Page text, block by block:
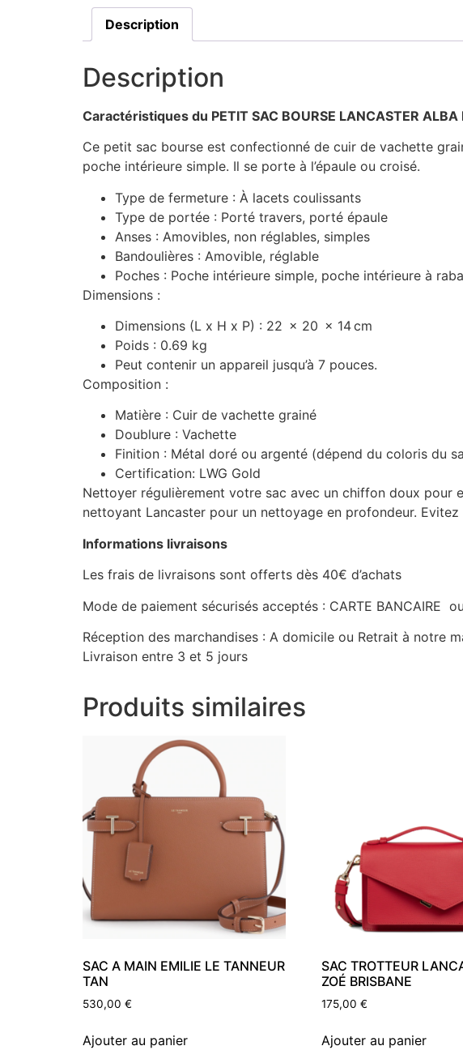
Description
Description
Caractéristiques du PETIT SAC BOURSE LANCASTER ALBA
Ce petit sac bourse est confectionné de cuir de vachette
poche intérieure simple. Il se porte à l’épaule ou croisé.
Type de fermeture : À lacets coulissants
Type de portée : Porté travers, porté épaule
Anses : Amovibles, non réglables, simples
Bandoulières : Amovible, réglable
Poches : Poche intérieure simple, poche intérieure à
Dimensions :
Dimensions (L x H x P) : 22 x 20 x 14cm
Poids : 0.69 kg
Peut contenir un appareil jusqu’à 7 pouces.
Composition :
Matière : Cuir de vachette grainé
Doublure : Vachette
Finition : Métal doré ou argenté (dépend du coloris du
Certification: LWG Gold
Nettoyer régulièrement votre sac avec un chiffon doux pour
nettoyant Lancaster pour un nettoyage en profondeur. Evitez
Informations livraisons
Les frais de livraisons sont offerts dès 40€ d’achats
Mode de paiement sécurisés acceptés : CARTE BANCAIRE
Réception des marchandises : A domicile ou Retrait à notre
Livraison entre 3 et 5 jours
Produits similaires
SAC A MAIN EMILIE LE TANNEUR
TAN
530,00 €
Ajouter au panier
SAC TROTTEUR
ZOÉ BRISBANE
175,00 €
Ajouter au panier